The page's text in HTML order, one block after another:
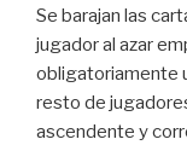
Se barajan las
jugador al azar
obligatoriamente
resto de
ascendente y